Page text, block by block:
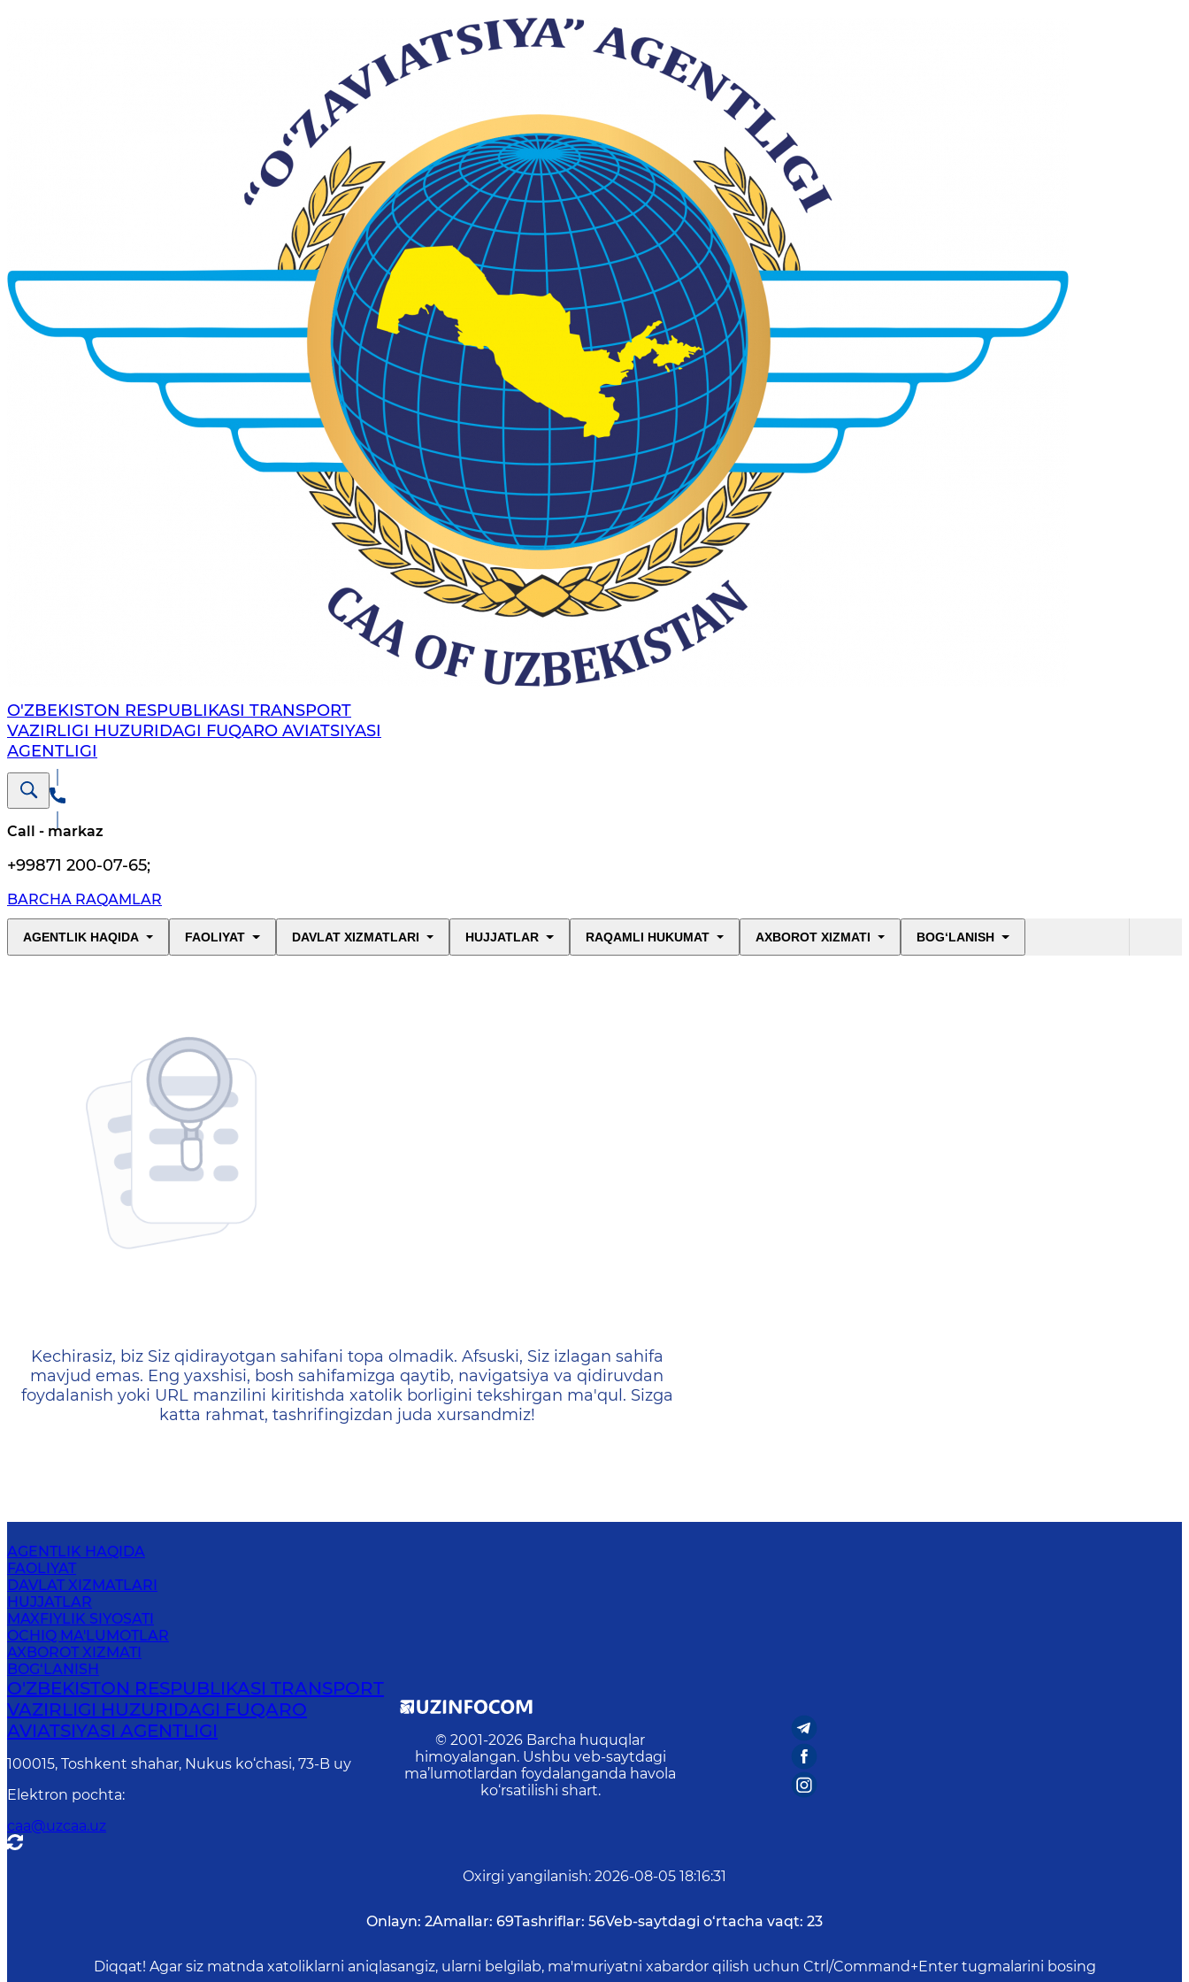
O'ZBEKISTON RESPUBLIKASI TRANSPORT
VAZIRLIGI HUZURIDAGI FUQARO AVIATSIYASI
AGENTLIGI
Call - markaz
+99871 200-07-65;
BARCHA RAQAMLAR
AGENTLIK HAQIDA FAOLIYAT DAVLAT XIZMATLARI HUJJATLAR RAQAMLI HUKUMAT AXBOROT XIZMATI BOG‘LANISH
404 — Страница не найдена
Kechirasiz, biz Siz qidirayotgan sahifani topa olmadik. Afsuski, Siz izlagan sahifa
mavjud emas. Eng yaxshisi, bosh sahifamizga qaytib, navigatsiya va qidiruvdan
foydalanish yoki URL manzilini kiritishda xatolik borligini tekshirgan ma'qul. Sizga
katta rahmat, tashrifingizdan juda xursandmiz!
AGENTLIK HAQIDA
FAOLIYAT
DAVLAT XIZMATLARI
HUJJATLAR
MAXFIYLIK SIYOSATI
OCHIQ MA'LUMOTLAR
AXBOROT XIZMATI
BOG‘LANISH
O'ZBEKISTON RESPUBLIKASI TRANSPORT
VAZIRLIGI HUZURIDAGI FUQARO
AVIATSIYASI AGENTLIGI
100015, Toshkent shahar, Nukus ko‘chasi, 73-B uу
Elektron pochta:
caa@uzcaa.uz
© 2001-2026 Barcha huquqlar
himoyalangan. Ushbu veb-saytdagi
ma’lumotlardan foydalanganda havola
ko‘rsatilishi shart.
Oxirgi yangilanish: 2026-08-05 18:16:31
Onlayn: 2Amallar: 69Tashriflar: 56Veb-saytdagi o‘rtacha vaqt: 23
Diqqat! Agar siz matnda xatoliklarni aniqlasangiz, ularni belgilab, ma'muriyatni xabardor qilish uchun Ctrl/Command+Enter tugmalarini bosing